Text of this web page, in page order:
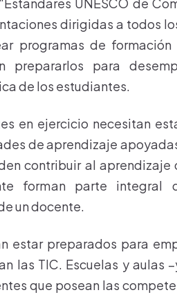
dirigidas a todos
programas de
prepararlos para
de los estudiantes.
en ejercicio necesitan
de aprendizaje
contribuir al
forman parte integral
un docente.
estar preparados para
las TIC. Escuelas y aulas
que posean las